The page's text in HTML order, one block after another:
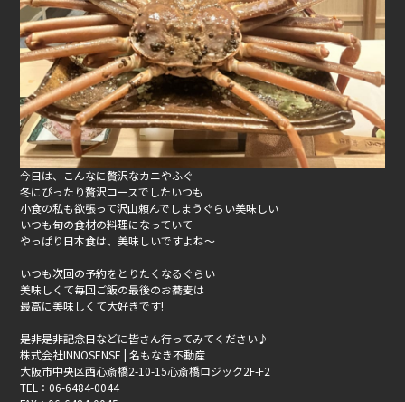
今日は、こんなに贅沢なカニやふぐ
冬にぴったり贅沢コースでしたいつも
小食の私も欲張って沢山頼んでしまうぐらい美味しい
いつも旬の食材の料理になっていて
やっぱり日本食は、美味しいですよね〜
いつも次回の予約をとりたくなるぐらい
美味しくて毎回ご飯の最後のお蕎麦は
最高に美味しくて大好きです!
是非是非記念日などに皆さん行ってみてください♪
株式会社INNOSENSE | 名もなき不動産
大阪市中央区西心斎橋2-10-15心斎橋ロジック2F-F2
TEL：06-6484-0044